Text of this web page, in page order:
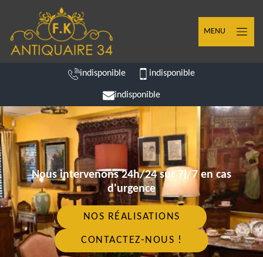
MENU
indisponible indisponible
indisponible
Nous intervenons 24h/24 sur 7j/7 en cas
d'urgence
NOS RÉALISATIONS
CONTACTEZ-NOUS !